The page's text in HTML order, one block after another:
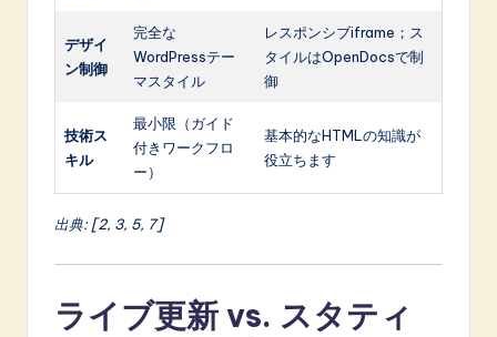
デザイ
ン制御
完全な
WordPressテー
マスタイル
レスポンシブiframe；ス
タイルはOpenDocsで制
御
技術ス
キル
最小限（ガイド
付きワークフロ
ー）
基本的なHTMLの知識が
役立ちます
出典: [2, 3, 5, 7]
ライブ更新 vs. スタティ